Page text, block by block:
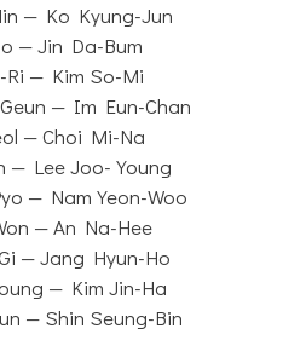
— Ko Kyung-Jun
— Jin Da-Bum
Ri — Kim So-Mi
— Im Eun-Chan
— Choi Mi-Na
— Lee Joo-Young
— Nam Yeon-Woo
— An Na-Hee
— Jang Hyun-Ho
— Kim Jin-Ha
— Shin Seung-Bin